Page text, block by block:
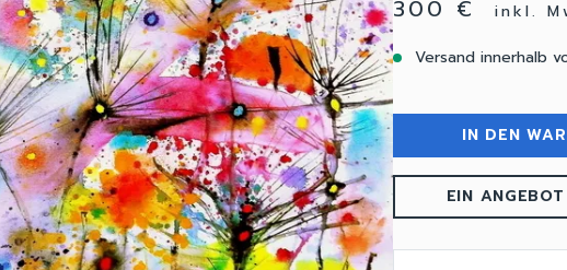
300 €
inkl.
Versand innerhalb
IN DEN
EIN